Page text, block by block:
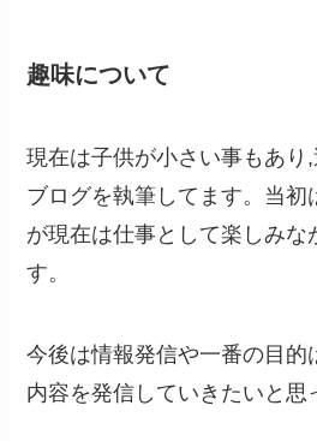
趣味について
現在は子供が小さい事もあり
ブログを執筆してます。当初
が現在は仕事として楽しみな
す。
今後は情報発信や一番の目的
内容を発信していきたいと思